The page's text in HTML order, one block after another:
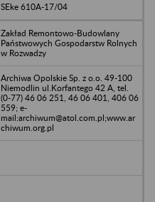
SEke 610A-17/04
Zakład Remontowo-Budowlany
Państwowych Gospodarstw Rolnych
w Rozwadzy
Archiwa Opolskie Sp. z o.o. 49-100
Niemodlin ul.Korfantego 42 A, tel.
(0-77) 46 06 251, 46 06 401, 406 06
559; e-
mail:archiwum@atol.com.pl;www.ar
chiwum.org.pl